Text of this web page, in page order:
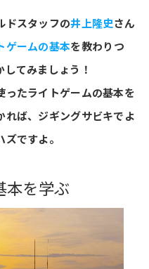
ドスタッフの井上隆史さん
ゲームの基本を教わりつ
てみましょう！
ったライトゲームの基本を
れば、ジギングサビキでよ
ですよ。
本を学ぶ